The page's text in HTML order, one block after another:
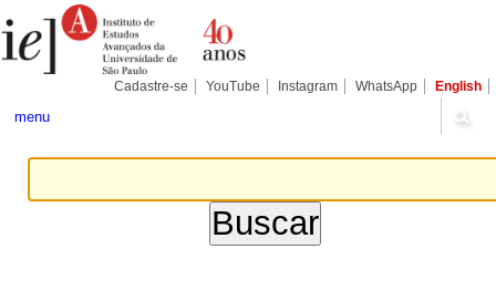
para
conteúdo.
Pessoais
Cadastre-se YouTube Instagram WhatsApp English
menu